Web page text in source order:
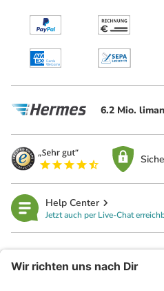
6.2 Mio.
Help Center
Jetzt auch per Live-Chat